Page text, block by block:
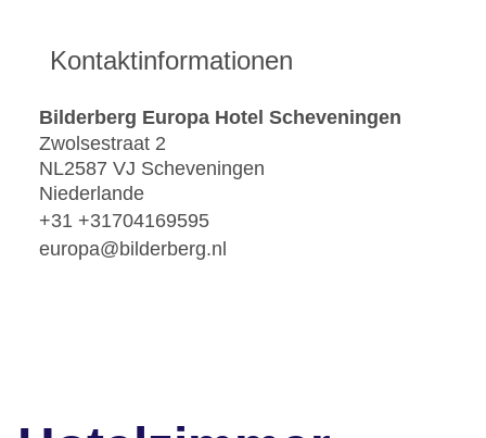
Kontaktinformationen
Bilderberg Europa Hotel Scheveningen
Zwolsestraat 2
NL2587 VJ Scheveningen
Niederlande
+31 +31704169595
europa@bilderberg.nl